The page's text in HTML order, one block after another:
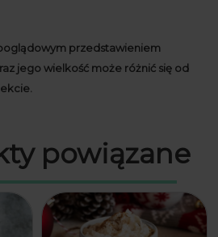
przedstawieniem
jego wielkość może różnić się od
powiązane